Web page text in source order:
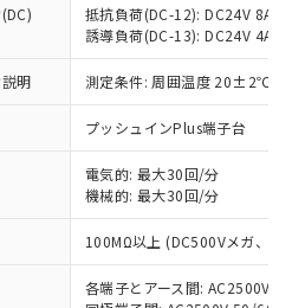
抵抗負荷(DC-12): DC24V 8A/
誘導負荷(DC-13): DC24V 4A/
明 測定条件: 周囲温度 20±2℃、
プッシュインPlus端子台
電気的: 最大30回/分
機械的: 最大30回/分
100MΩ以上 (DC500Vメガ、点
各端子とアース間: AC2500V
、当社制御機器事業取扱
庫状況および標準価格
せていただくもので
事業取扱商品の中には、
対象外となる商品もある
ください。
び標準価格照会結果は、
更新日時点での社内デー
成されるものであり、閲
なる場合があることをご
RoHS指令（10物質）の
調査中または確認中の
ス料など無形物で、有
ない商品です。
り、非含有部品として
と判明した場合などや
とがあります。
：
銀(Hg) 1000ppm以下、 カド
以下、ポリ臭化ビフェニル
料含有率が中国RoHSの
とを示します。
料含有率が中国RoHSの
ことを示します。
。当社販売部門へお問
ら貴社製品のうち、外国
国貿易法に定める商品
物等」という）を輸出
の提供する場合は、日本
許可(または役務取引許
などの必要な手続きを